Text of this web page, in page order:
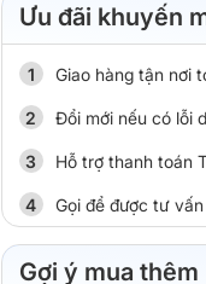
Ưu đãi khuyến
Giao hàng tận nơi
Đổi mới nếu có lỗi
Hỗ trợ thanh toán
Gọi để được tư
Gợi ý mua thêm